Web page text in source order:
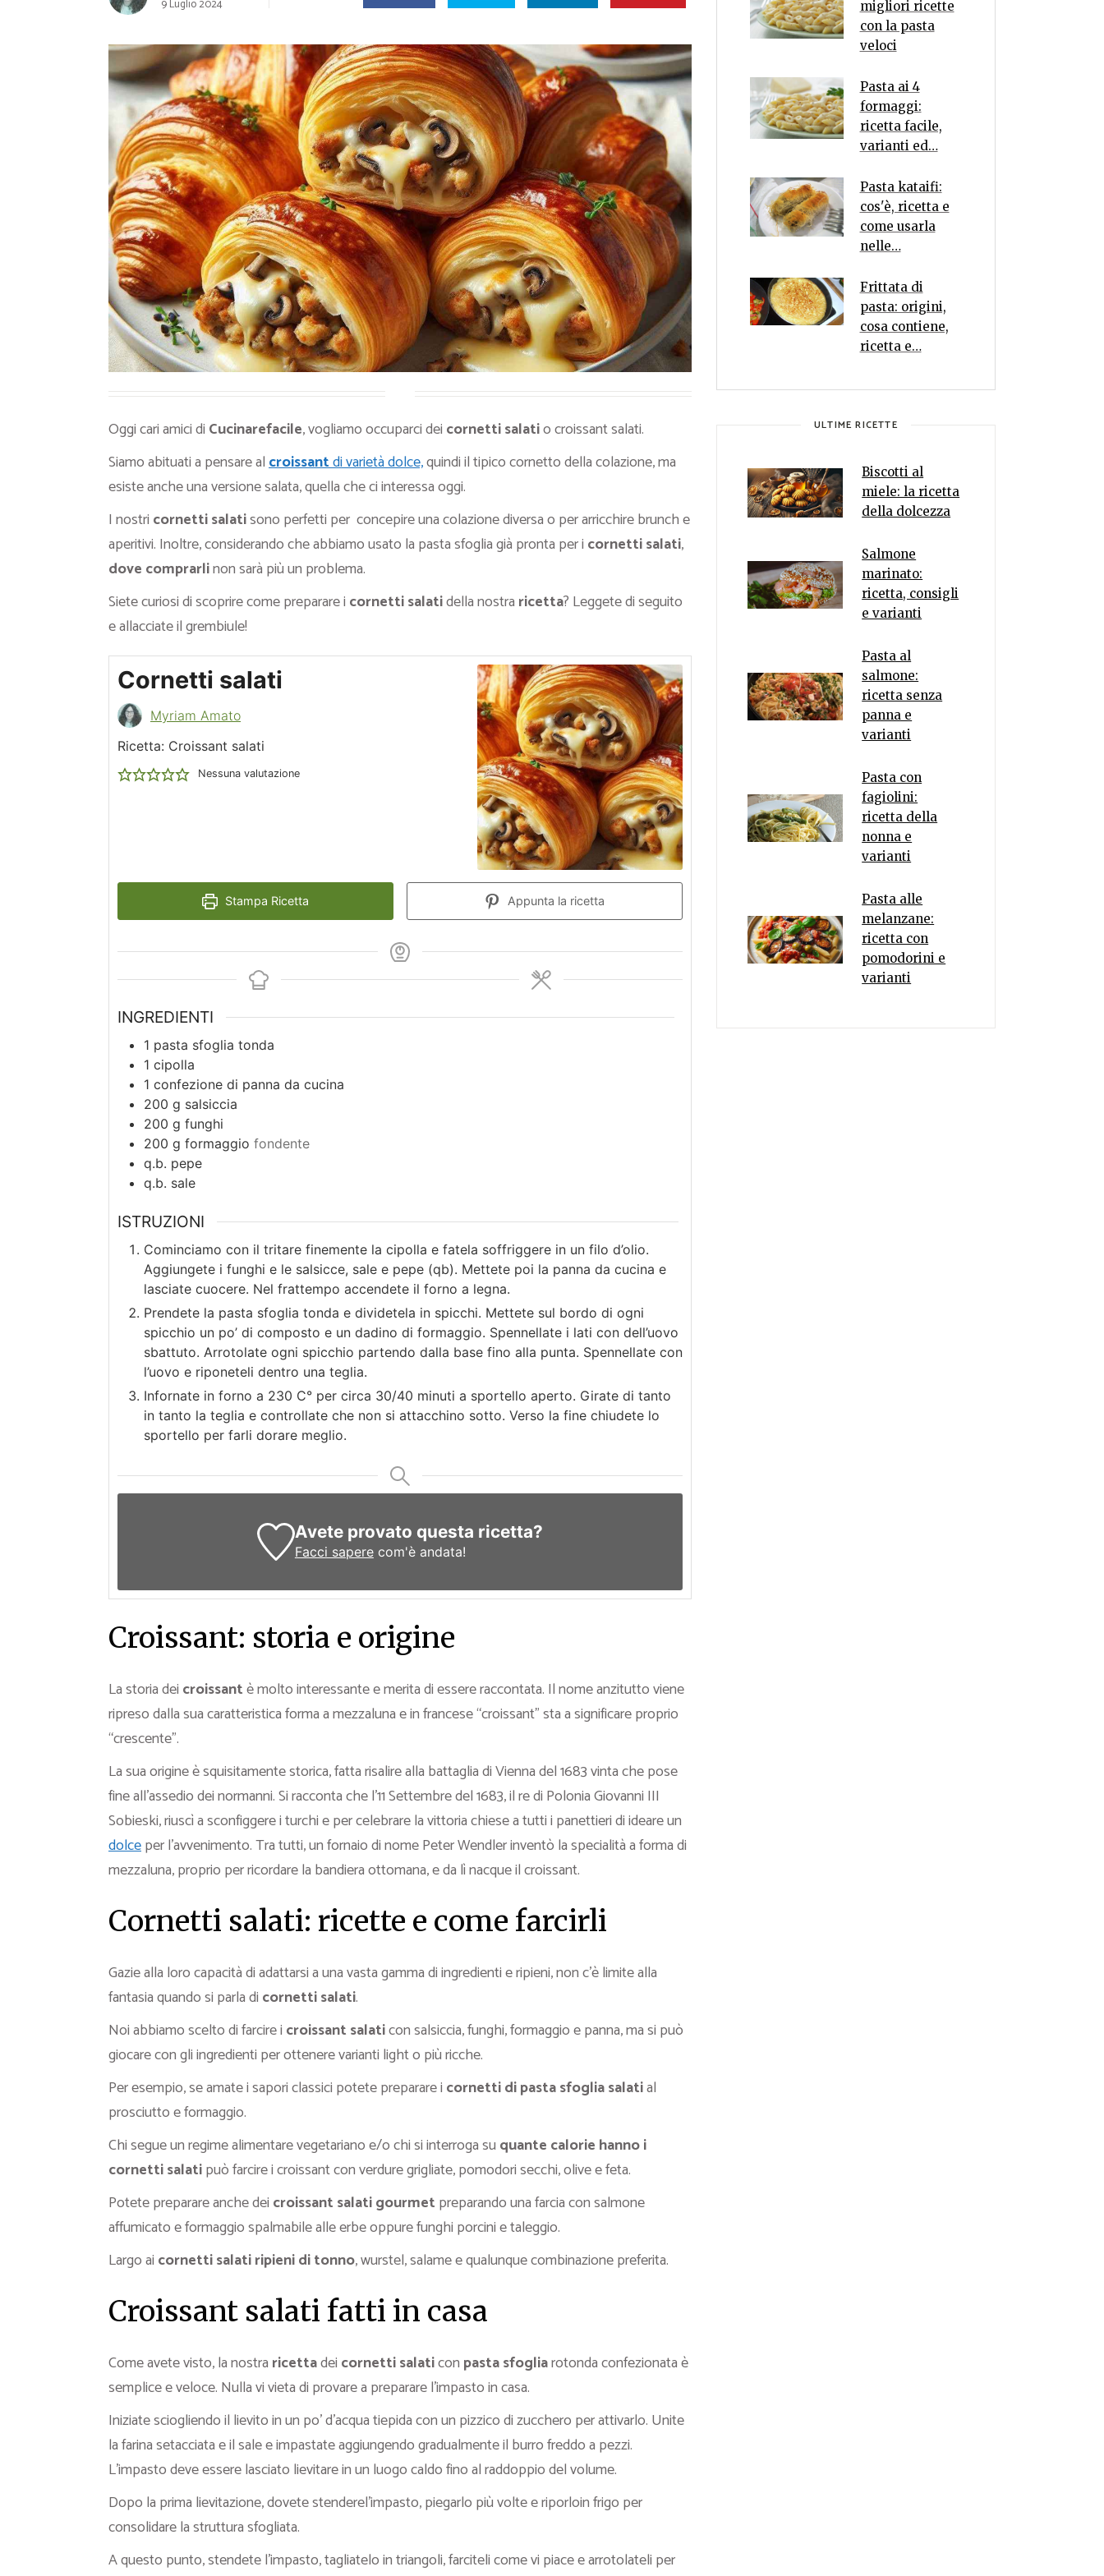
Ricette Pesce
Video Ricette
Ricette per Ingrediente
9 Luglio 2024
Oggi cari amici di Cucinarefacile, vogliamo occuparci dei cornetti salatio croissant salati.
Siamo abituati a pensare alcroissantdi varietà dolce,quindi il tipico cornetto della colazione, ma
esiste anche una versione salata, quella che ci interessa oggi.
I nostri cornetti salatisono perfetti per concepire una colazione diversa o per arricchire brunch e
aperitivi. Inoltre, considerando che abbiamo usato la pasta sfoglia già pronta per i cornetti salati,
dove comprarlinon sarà più un problema.
Siete curiosi di scoprire come preparare i cornetti salatidella nostra ricetta? Leggete di seguito
e allacciate il grembiule!
Cornetti salati
Myriam Amato
Ricetta: Croissant salati
Nessuna valutazione
Stampa Ricetta Appunta la ricetta
INGREDIENTI
1 pasta sfoglia tonda
1 cipolla
1 confezione di panna da cucina
200 g salsiccia
200 g funghi
200 g formaggio fondente
q.b. pepe
q.b. sale
ISTRUZIONI
Cominciamo con il tritare finemente la cipolla e fatela soffriggere in un filo d’olio.
Aggiungete i funghi e le salsicce, sale e pepe (qb). Mettete poi la panna da cucina e
lasciate cuocere. Nel frattempo accendete il forno a legna.
Prendete la pasta sfoglia tonda e dividetela in spicchi. Mettete sul bordo di ogni
spicchio un po’ di composto e un dadino di formaggio. Spennellate i lati con dell’uovo
sbattuto. Arrotolate ogni spicchio partendo dalla base fino alla punta. Spennellate con
l’uovo e riponeteli dentro una teglia.
Infornate in forno a 230 C° per circa 30/40 minuti a sportello aperto. Girate di tanto
in tanto la teglia e controllate che non si attacchino sotto. Verso la fine chiudete lo
sportello per farli dorare meglio.
Avete provato questa ricetta?
Facci saperecom'è andata!
Croissant: storia e origine
La storia dei croissantè molto interessante e merita di essere raccontata. Il nome anzitutto viene
ripreso dalla sua caratteristica forma a mezzaluna e in francese “croissant” sta a significare proprio
“crescente”.
La sua origine è squisitamente storica, fatta risalire alla battaglia di Vienna del 1683 vinta che pose
fine all’assedio dei normanni. Si racconta che l’11 Settembre del 1683, il re di Polonia Giovanni III
Sobieski, riuscì a sconfiggere i turchi e per celebrare la vittoria chiese a tutti i panettieri di ideare un
dolceper l’avvenimento. Tra tutti, un fornaio di nome Peter Wendler inventò la specialità a forma di
mezzaluna, proprio per ricordare la bandiera ottomana, e da lì nacque il croissant.
Cornetti salati: ricette e come farcirli
Gazie alla loro capacità di adattarsi a una vasta gamma di ingredienti e ripieni, non c’è limite alla
fantasia quando si parla di cornetti salati.
Noi abbiamo scelto di farcire i croissant salaticon salsiccia, funghi, formaggio e panna, ma si può
giocare con gli ingredienti per ottenere varianti light o più ricche.
Per esempio, se amate i sapori classici potete preparare i cornetti di pasta sfoglia salatial
prosciutto e formaggio.
Chi segue un regime alimentare vegetariano e/o chi si interroga su quante calorie hanno i
cornetti salatipuò farcire i croissant con verdure grigliate, pomodori secchi, olive e feta.
Potete preparare anche dei croissant salati gourmet preparando una farcia con salmone
affumicato e formaggio spalmabile alle erbe oppure funghi porcini e taleggio.
Largo ai cornetti salati ripieni di tonno, wurstel, salame e qualunque combinazione preferita.
Croissant salati fatti in casa
Come avete visto, la nostra ricettadei cornetti salaticon pasta sfogliarotonda confezionata è
semplice e veloce. Nulla vi vieta di provare a preparare l’impasto in casa.
Iniziate sciogliendo il lievito in un po’ d’acqua tiepida con un pizzico di zucchero per attivarlo. Unite
la farina setacciata e il sale e impastate aggiungendo gradualmente il burro freddo a pezzi.
L’impasto deve essere lasciato lievitare in un luogo caldo fino al raddoppio del volume.
Dopo la prima lievitazione, dovete stenderel’impasto, piegarlo più volte e riporloin frigo per
consolidare la struttura sfogliata.
A questo punto, stendete l’impasto, tagliatelo in triangoli, farciteli come vi piace e arrotolateli per
migliori ricette
con la pasta
veloci
Pasta ai 4
formaggi:
ricetta facile,
varianti ed…
Pasta kataifi:
cos'è, ricetta e
come usarla
nelle…
Frittata di
pasta: origini,
cosa contiene,
ricetta e…
ULTIME RICETTE
Biscotti al
miele: la ricetta
della dolcezza
Salmone
marinato:
ricetta, consigli
e varianti
Pasta al
salmone:
ricetta senza
panna e
varianti
Pasta con
fagiolini:
ricetta della
nonna e
varianti
Pasta alle
melanzane:
ricetta con
pomodorini e
varianti